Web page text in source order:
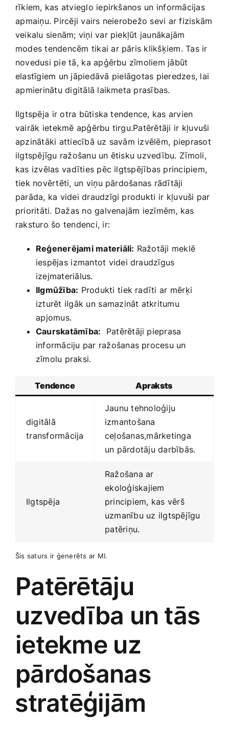
rīkiem, kas atvieglo iepirkšanos un ⁤informācijas
⁤apmaiņu. Pircēji vairs neierobežo sevi ar‍ fiziskām
veikalu sienām; ​viņi var‌ piekļūt jaunākajām
‍modes tendencēm tikai ar pāris klikšķiem.‌ Tas ir
novedusi pie‌ tā, ⁢ka apģērbu zīmoliem‌ jābūt
elastīgiem un jāpiedāvā⁢ pielāgotas‍ pieredzes, ‌lai
⁣apmierinātu digitālā laikmeta prasības.
Ilgtspēja⁢ ir otra būtiska tendence, kas arvien
vairāk⁤ ietekmē apģērbu tirgu.Patērētāji ir ⁤kļuvuši
apzinātāki attiecībā uz savām izvēlēm, ⁣pieprasot
ilgtspējīgu ražošanu un ētisku uzvedību.⁣ Zīmoli,
kas ‌izvēlas⁤ vadīties pēc ilgtspējības ‌principiem,⁣
tiek novērtēti, un ⁢viņu pārdošanas rādītāji
parāda, ka videi draudzīgi​ produkti⁣ ir⁤ kļuvuši par
prioritāti. Dažas no ‌galvenajām ‍iezīmēm,‍ kas‌
raksturo šo tendenci, ir:
Reģenerējami materiāli: Ražotāji meklē
iespējas⁣ izmantot videi ‌draudzīgus
izejmateriālus.
Ilgmūžība: Produkti⁢ tiek radīti ⁢ar mērķi
izturēt ilgāk un ⁣samazināt‌ atkritumu
⁢apjomus.
Caurskatāmība: ‌ Patērētāji pieprasa
informāciju par ražošanas ‍procesu un
zīmolu praksi.
Tendence Apraksts
digitālā
⁣transformācija
Jaunu tehnoloģiju⁣
izmantošana
ceļošanas,mārketinga
un pārdotāju darbībās.
Ilgtspēja
Ražošana ar
⁤ekoloģiskajiem ​
principiem, kas vērš
uzmanību uz ilgtspējīgu
⁤patēriņu.
Šis saturs ir⁢ ģenerēts ar ⁣MI.
Patērētāju⁤
uzvedība un ​tās
ietekme‍ uz
‍pārdošanas
⁣stratēģijām